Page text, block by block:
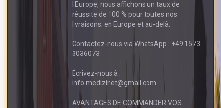
l'Europe, nous affichons un taux de
réussite de 100 % pour toutes nos
livraisons, en Europe et au-delà.
Contactez-nous via WhatsApp : +49 1573
3036073
Écrivez-nous à :
info.medizinet@gmail.com
AVANTAGES DE COMMANDER VOS